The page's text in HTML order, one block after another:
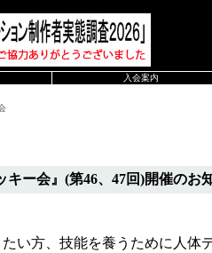
入会案内
キー会』(第46、47回)開催のお
い方、技能を養うために人体